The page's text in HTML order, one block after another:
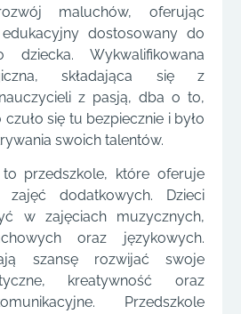
maluchów, oferując
dostosowany do
dziecka. Wykwalifikowana
składająca się z
z pasją, dba o to,
się tu bezpiecznie i było
swoich talentów.
przedszkole, które oferuje
zajęć dodatkowych. Dzieci
w zajęciach muzycznych,
oraz językowych.
szansę rozwijać swoje
kreatywność oraz
Przedszkole